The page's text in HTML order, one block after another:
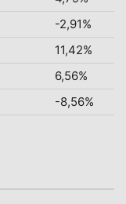
-2,91%
11,42%
6,56%
-8,56%